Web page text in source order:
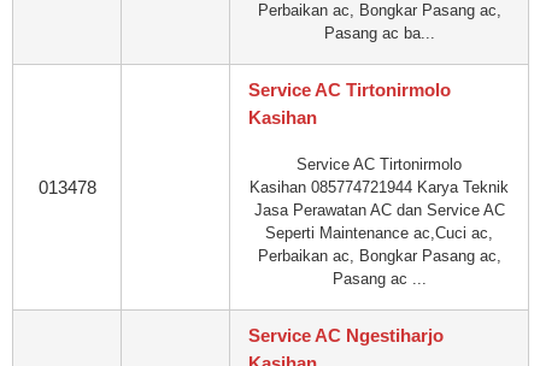
Perbaikan ac, Bongkar Pasang ac,
Pasang ac ba...
013478
Service AC Tirtonirmolo
Kasihan
Service AC Tirtonirmolo
Kasihan 085774721944 Karya Teknik
Jasa Perawatan AC dan Service AC
Seperti Maintenance ac,Cuci ac,
Perbaikan ac, Bongkar Pasang ac,
Pasang ac ...
Service AC Ngestiharjo